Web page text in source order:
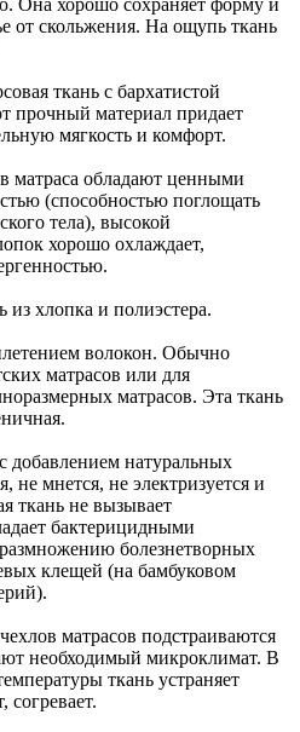
от скольжения. На ощупь ткань
ткань с бархатистой
прочный материал придает
мягкость и комфорт.
матраса обладают ценными
(способностью поглощать
тела), высокой
хорошо охлаждает,
из хлопка и полиэстера.
волокон. Обычно
матрасов или для
матрасов. Эта ткань
добавлением натуральных
не мнется, не электризуется и
ткань не вызывает
бактерицидными
болезнетворных
клещей (на бамбуковом
матрасов подстраиваются
необходимый микроклимат. В
ткань устраняет
согревает.